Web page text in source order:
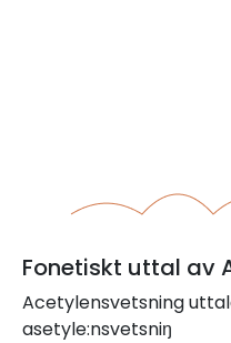
Fonetiskt uttal av
Acetylensvetsning
asetyle:nsvetsniŋ